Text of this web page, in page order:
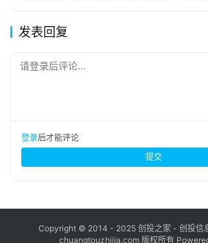
发表回复
请登录后评论...
登录后才能评论
提交
Copyright © 2014 - 2025 创投之家 - 创投信
chuangtouzhijia.com 版权所有